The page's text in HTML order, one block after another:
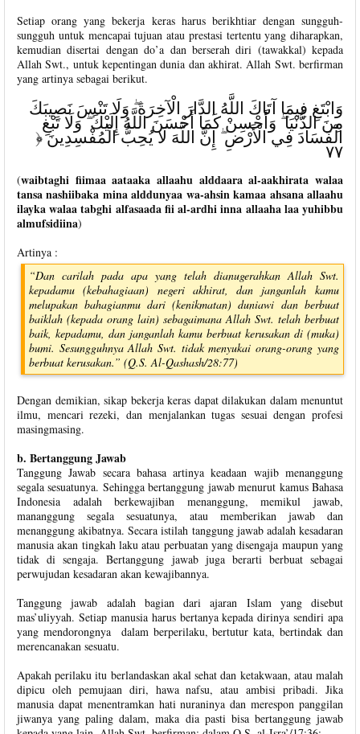
Setiap orang yang bekerja keras harus berikhtiar dengan sungguh-
sungguh untuk mencapai tujuan atau prestasi tertentu yang diharapkan,
kemudian disertai dengan do’a dan berserah diri (tawakkal) kepada
Allah Swt., untuk kepentingan dunia dan akhirat. Allah Swt. berfirman
yang artinya sebagai berikut.
وَابْتَغِ فِيمَا آتَاكَ اللَّهُ الدَّارَ الْآخِرَةَ ۖ وَلَا تَنْسَ نَصِيبَكَ
مِنَ الدُّنْيَا ۖ وَأَحْسِنْ كَمَا أَحْسَنَ اللَّهُ إِلَيْكَ ۖ وَلَا تَبْغِ
الْفَسَادَ فِي الْأَرْضِ ۖ إِنَّ اللَّهَ لَا يُحِبُّ الْمُفْسِدِينَ ﴿
٧٧
(waibtaghi fiimaa aataaka allaahu alddaara al-aakhirata walaa
tansa nashiibaka mina alddunyaa wa-ahsin kamaa ahsana allaahu
ilayka walaa tabghi alfasaada fii al-ardhi inna allaaha laa yuhibbu
almufsidiina)
Artinya :
“Dan carilah pada apa yang telah dianugerahkan Allah Swt.
kepadamu (kebahagiaan) negeri akhirat, dan janganlah kamu
melupakan bahagianmu dari (kenikmatan) duniawi dan berbuat
baiklah (kepada orang lain) sebagaimana Allah Swt. telah berbuat
baik, kepadamu, dan janganlah kamu berbuat kerusakan di (muka)
bumi. Sesungguhnya Allah Swt. tidak menyukai orang-orang yang
berbuat kerusakan.” (Q.S. Al-Qashash/28:77)
Dengan demikian, sikap bekerja keras dapat dilakukan dalam menuntut
ilmu, mencari rezeki, dan menjalankan tugas sesuai dengan profesi
masingmasing.
b. Bertanggung Jawab
Tanggung Jawab secara bahasa artinya keadaan wajib menanggung
segala sesuatunya. Sehingga bertanggung jawab menurut kamus Bahasa
Indonesia adalah berkewajiban menanggung, memikul jawab,
mananggung segala sesuatunya, atau memberikan jawab dan
menanggung akibatnya. Secara istilah tanggung jawab adalah kesadaran
manusia akan tingkah laku atau perbuatan yang disengaja maupun yang
tidak di sengaja. Bertanggung jawab juga berarti berbuat sebagai
perwujudan kesadaran akan kewajibannya.
Tanggung jawab adalah bagian dari ajaran Islam yang disebut
mas’uliyyah. Setiap manusia harus bertanya kepada dirinya sendiri apa
yang mendorongnya dalam berperilaku, bertutur kata, bertindak dan
merencanakan sesuatu.
Apakah perilaku itu berlandaskan akal sehat dan ketakwaan, atau malah
dipicu oleh pemujaan diri, hawa nafsu, atau ambisi pribadi. Jika
manusia dapat menentramkan hati nuraninya dan merespon panggilan
jiwanya yang paling dalam, maka dia pasti bisa bertanggung jawab